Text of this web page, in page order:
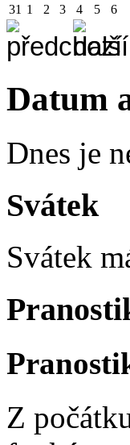
31 1 2 3 4 5 6
Datum
Dnes je
Svátek
Svátek
Z